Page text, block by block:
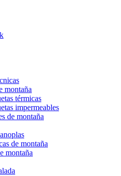
montaña
térmicas
impermeables
de montaña
de montaña
montaña